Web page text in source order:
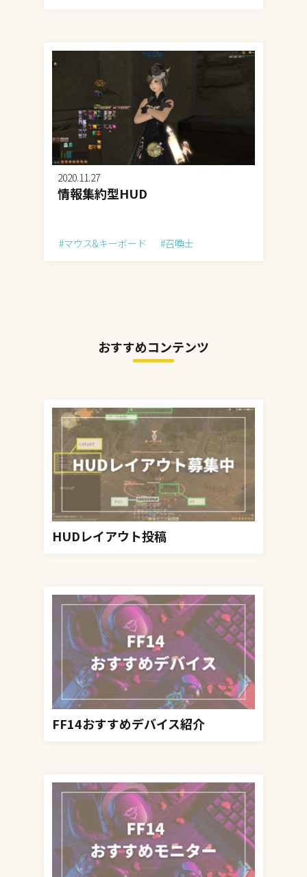
2020.11.27
情報集約型HUD
#マウス&キーボード #召喚士
おすすめコンテンツ
HUDレイアウト投稿
FF14おすすめデバイス紹介